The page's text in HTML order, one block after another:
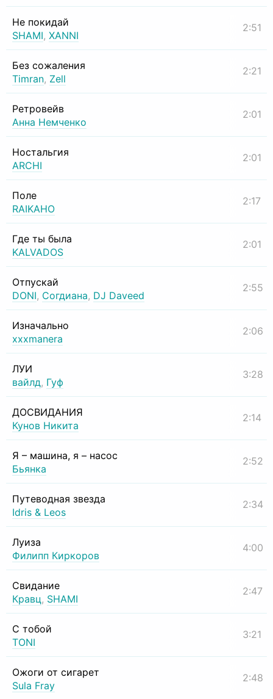
Не покидай
SHAMI, XANNI
2:51
Без сожаления
Timran, Zell
2:21
Ретровейв
Анна Немченко
2:01
Ностальгия
ARCHI
2:01
Поле
RAIKAHO
2:17
Где ты была
KALVADOS
2:01
Отпускай
DONI, Согдиана, DJ Daveed
2:55
Изначально
xxxmanera
2:06
ЛУИ
вайлд, Гуф
3:28
ДОСВИДАНИЯ
Кунов Никита
2:14
Я – машина, я – насос
Бьянка
2:52
Путеводная звезда
Idris & Leos
2:34
Луиза
Филипп Киркоров
4:00
Свидание
Кравц, SHAMI
2:47
С тобой
TONI
3:21
Ожоги от сигарет
Sula Fray
2:48